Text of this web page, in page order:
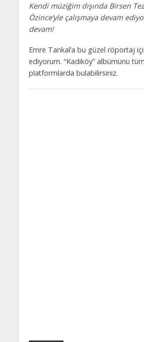
Kendi müziğim dışında Birsen
Özince’yle çalışmaya devam
devam!
Emre Tankal’a bu güzel röportaj
ediyorum. “Kadıköy” albümünü
platformlarda bulabilirsiniz.